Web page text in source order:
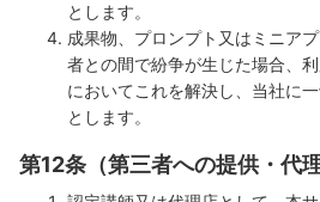
とします。
成果物、プロンプト又はミニア
者との間で紛争が生じた場合、
においてこれを解決し、当社に
とします。
第12条（第三者への提供・代理